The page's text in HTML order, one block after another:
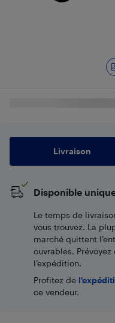
Livraison
Disponible
Le temps de
vous trouvez. La
marché quittent
ouvrables.
l’expédition.
Profitez de
ce vendeur.